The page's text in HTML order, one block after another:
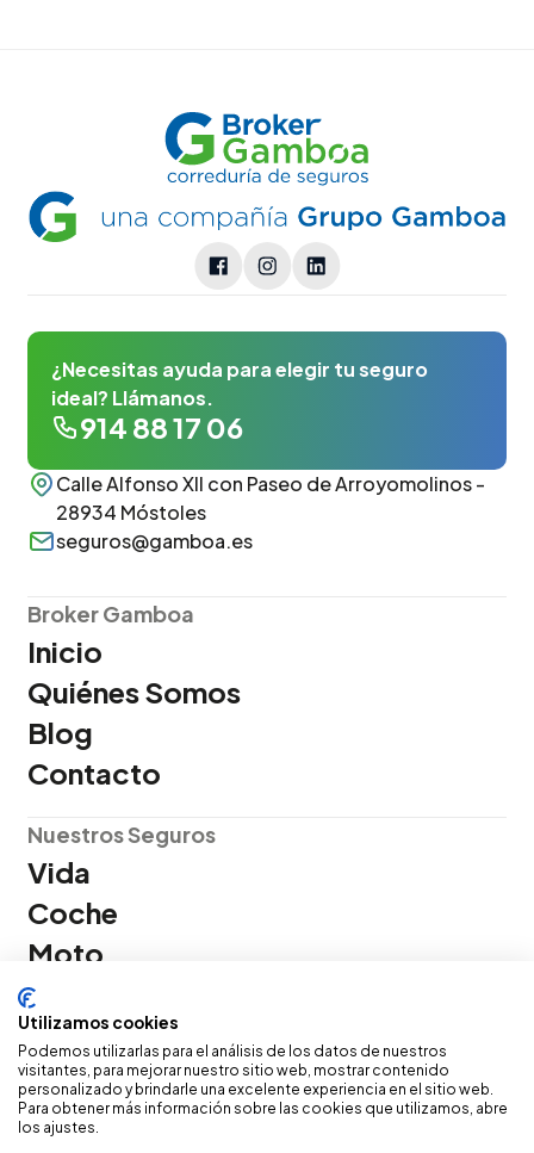
¿Necesitas ayuda para elegir tu seguro
ideal? Llámanos.
914 88 17 06
Calle Alfonso XII con Paseo de Arroyomolinos -
28934 Móstoles
seguros@gamboa.es
Broker Gamboa
Inicio
Quiénes Somos
Blog
Contacto
Nuestros Seguros
Vida
Coche
Moto
Salud
Hogar
Política de privacidad
Política de cookies
Servicio atención cliente
Utilizamos cookies
Podemos utilizarlas para el análisis de los datos de nuestros
visitantes, para mejorar nuestro sitio web, mostrar contenido
personalizado y brindarle una excelente experiencia en el sitio web.
Para obtener más información sobre las cookies que utilizamos, abre
los ajustes.